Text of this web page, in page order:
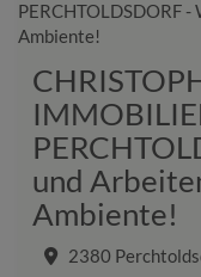
und
Ambiente!
2380